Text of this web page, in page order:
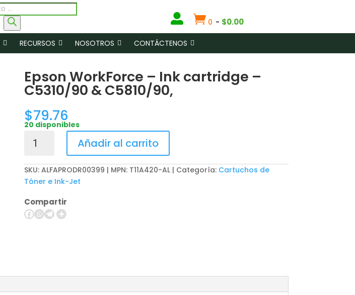
  0 - $0.00
RECURSOS NOSOTROS CONTÁCTENOS
Epson WorkForce – Ink cartridge –
C5310/90 & C5810/90,
$79.76
20 disponibles
WorkForce
Ink
cartridge
C5310/90
&
Añadir al carrito
SKU: ALFAPRODR00399 | MPN: T11A420-AL Categoría: Cartuchos de
Tóner e Ink-Jet
Compartir